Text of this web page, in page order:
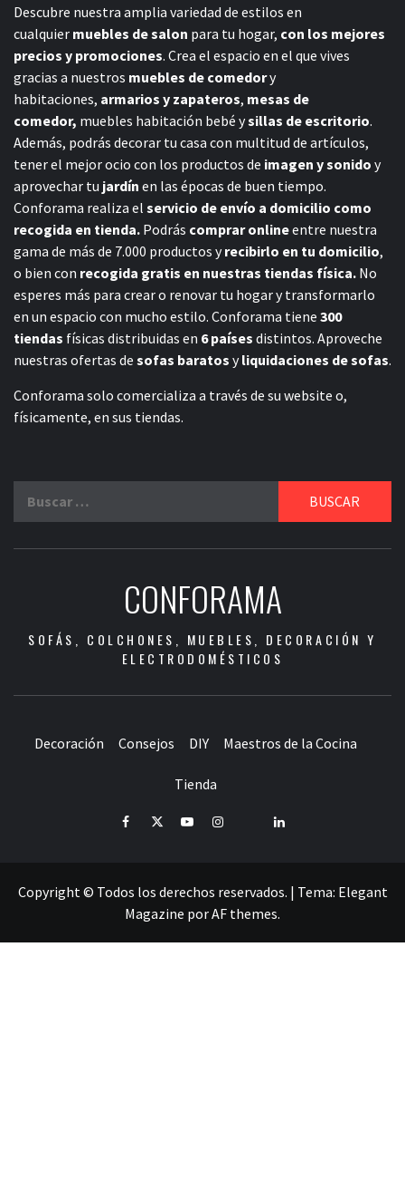
Descubre nuestra amplia variedad de estilos en
cualquier muebles de salon para tu hogar, con los mejores
precios y promociones. Crea el espacio en el que vives
gracias a nuestros muebles de comedory
habitaciones, armarios y zapateros, mesas de
comedor, muebles habitación bebé ysillas de escritorio.
Además, podrás decorar tu casa con multitud de artículos,
tener el mejor ocio con los productos de imagen y sonido y
aprovechar tu jardín en las épocas de buen tiempo.
Conforama realiza el servicio de envío a domicilio como
recogida en tienda. Podrás comprar onlineentre nuestra
gama de más de 7.000 productos yrecibirlo en tu domicilio,
o bien con recogida gratis en nuestras tiendas física. No
esperes más para crear o renovar tu hogar y transformarlo
en un espacio con mucho estilo. Conforama tiene 300
tiendas físicas distribuidas en 6 países distintos. Aproveche
nuestras ofertas de sofas baratos yliquidaciones de sofas.
Conforama solo comercializa a través de su website o,
físicamente, en sus tiendas.
CONFORAMA
SOFÁS, COLCHONES, MUEBLES, DECORACIÓN Y
ELECTRODOMÉSTICOS
Decoración Consejos DIY Maestros de la Cocina
Tienda
FacebookTwitterYoutubeInstagramPinterestLinkedIn
Copyright © Todos los derechos reservados. | Tema: Elegant
Magazine porAF themes.